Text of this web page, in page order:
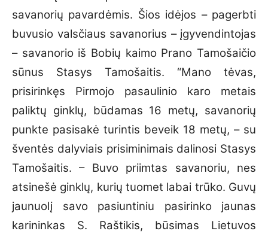
savanorių pavardėmis. Šios idėjos – pagerbti
buvusio valsčiaus savanorius – įgyvendintojas
– savanorio iš Bobių kaimo Prano Tamošaičio
sūnus Stasys Tamošaitis. “Mano tėvas,
prisirinkęs Pirmojo pasaulinio karo metais
paliktų ginklų, būdamas 16 metų, savanorių
punkte pasisakė turintis beveik 18 metų, – su
šventės dalyviais prisiminimais dalinosi Stasys
Tamošaitis. – Buvo priimtas savanoriu, nes
atsinešė ginklų, kurių tuomet labai trūko. Guvų
jaunuolį savo pasiuntiniu pasirinko jaunas
karininkas S. Raštikis, būsimas Lietuvos